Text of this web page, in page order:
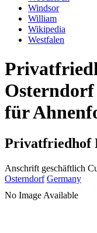
Windsor
William
Wikipedia
Westfalen
Osterndorf
für
Privatfriedhof
Anschrift geschäftlich
Osterndorf Germany
No Image Available